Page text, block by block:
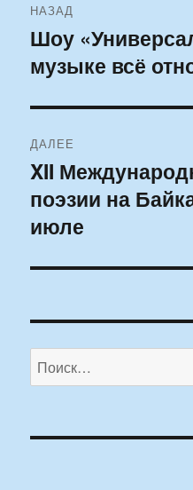
по
записям
НАЗАД
Предыдущая
запись:
Шоу
музыке всё
ДАЛЕЕ
Следующая
запись:
XII
поэзии на
июле
Искать: